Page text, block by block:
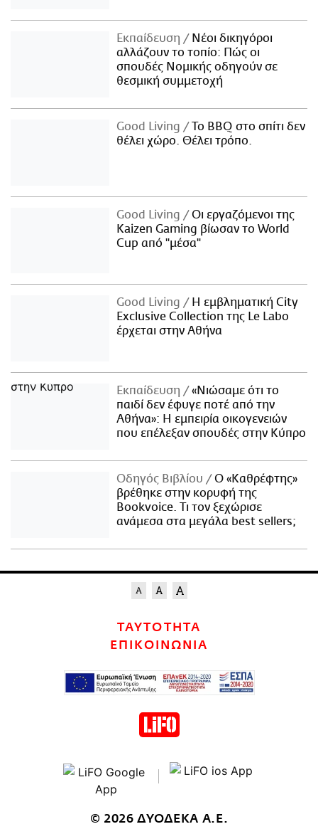
Εκπαίδευση
Νέοι δικηγόροι
αλλάζουν το τοπίο: Πώς οι
σπουδές Νομικής οδηγούν σε
θεσμική συμμετοχή
Good Living
Το BBQ στο σπίτι δεν
θέλει χώρο. Θέλει τρόπο.
Good Living
Οι εργαζόμενοι της
Kaizen Gaming βίωσαν το World
Cup από "μέσα"
Good Living
Η εμβληματική City
Exclusive Collection της Le Labo
έρχεται στην Αθήνα
Εκπαίδευση
«Νιώσαμε ότι το
παιδί δεν έφυγε ποτέ από την
Αθήνα»: Η εμπειρία οικογενειών
που επέλεξαν σπουδές στην Κύπρο
Οδηγός Βιβλίου
Ο «Καθρέφτης»
βρέθηκε στην κορυφή της
Bookvoice. Τι τον ξεχώρισε
ανάμεσα στα μεγάλα best sellers;
ΤΑΥΤΟΤΗΤΑ
ΕΠΙΚΟΙΝΩΝΙΑ
© 2026 ΔΥΟΔΕΚΑ Α.Ε.